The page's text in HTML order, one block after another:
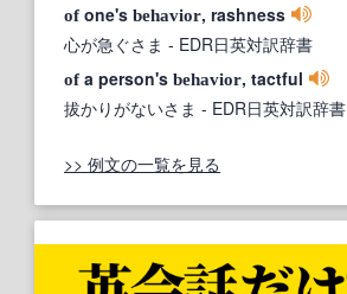
ofone's behavior, rashness
心が急ぐさま - EDR日英対訳辞書
ofa person's behavior, tactful
拔かりがないさま - EDR日英対訳辞書
>> 例文の一覧を見る